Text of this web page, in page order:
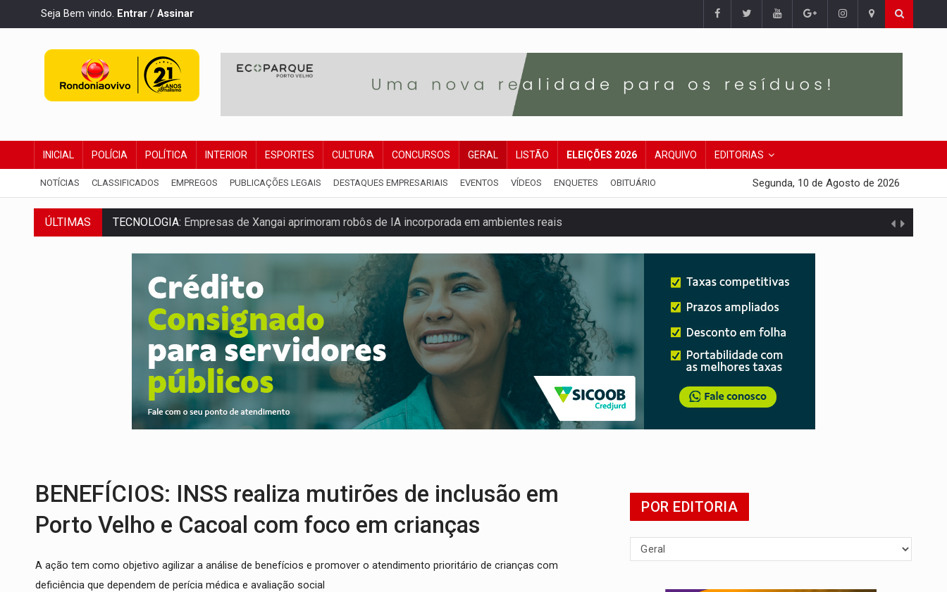
Seja Bem vindo. Entrar / Assinar
INICIAL POLÍCIA POLÍTICA INTERIOR ESPORTES CULTURA CONCURSOS GERAL LISTÃO ELEIÇÕES 2026 ARQUIVO EDITORIAS
NOTÍCIAS CLASSIFICADOS EMPREGOS PUBLICAÇÕES LEGAIS DESTAQUES EMPRESARIAIS EVENTOS VÍDEOS ENQUETES OBITUÁRIO Segunda, 10 de Agosto de 2026
ÚLTIMAS TECNOLOGIA: Empresas de Xangai aprimoram robôs de IA incorporada em ambientes reais
PROTEGE A TERRA:China descobre como explodir asteroide com bomba nuclear espacial
Motociclista morre após bater na traseira de caminhone Amarok
PARECE UM NUGGET: Essa receita com frango virou o meu jantar favorito
EMPREENDEDORISMO:7 negócios que podem começar com pouco dinheiro e virar fonte de renda
GIGANTE DA AMÉRICA:Brasil reúne dimensão continental e posição estratégica na América do Sul
INDEPENDÊNCIA:10 dicas importantes para quem quer morar sozinho
VARCENA: Cientistas descobrem nova espécie de rã em florestas alagadas da Amazônia
BENEFÍCIOS: INSS realiza mutirões de inclusão em
Porto Velho e Cacoal com foco em crianças
A ação tem como objetivo agilizar a análise de benefícios e promover o atendimento prioritário de crianças com
deficiência que dependem de perícia médica e avaliação social
POR EDITORIA